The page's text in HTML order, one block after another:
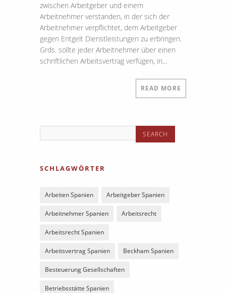
zwischen Arbeitgeber und einem
Arbeitnehmer verstanden, in der sich der
Arbeitnehmer verpflichtet, dem Arbeitgeber
gegen Entgelt Dienstleistungen zu erbringen.
Grds. sollte jeder Arbeitnehmer über einen
schriftlichen Arbeitsvertrag verfügen, in…
READ MORE
SCHLAGWÖRTER
Arbeiten Spanien Arbeitgeber Spanien
Arbeitnehmer Spanien Arbeitsrecht
Arbeitsrecht Spanien
Arbeitsvertrag Spanien Beckham Spanien
Besteuerung Gesellschaften
Betriebsstätte Spanien